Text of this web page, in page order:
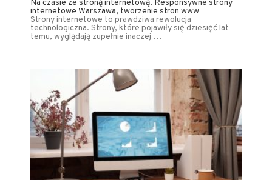
Na czasie ze stroną internetową. Responsywne strony
internetowe Warszawa, tworzenie stron www
Strony internetowe to prawdziwa rewolucja
technologiczna. Strony, które pojawiły się dziesięć lat
temu, wyglądają zupełnie inaczej …